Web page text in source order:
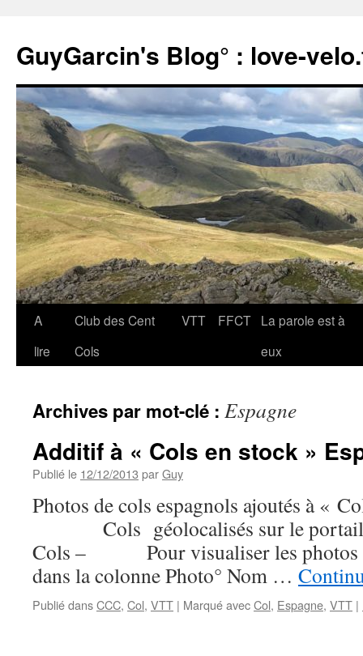
contenu
GuyGarcin's Blog° : love-
A
lire
Club des Cent
Cols
VTT FFCT La parole est à
eux
Archives par mot-clé : Espagne
Additif à « Cols en stock »
Publié le 12/12/2013 parGuy
Photos de cols espagnols ajoutés à «
Cols géolocalisés sur le portail
Cols – Pour visualiser les photos
dans la colonne Photo° Nom …
Publié dansCCC, Col, VTT | Marqué avecCol, Espagne, VTT |